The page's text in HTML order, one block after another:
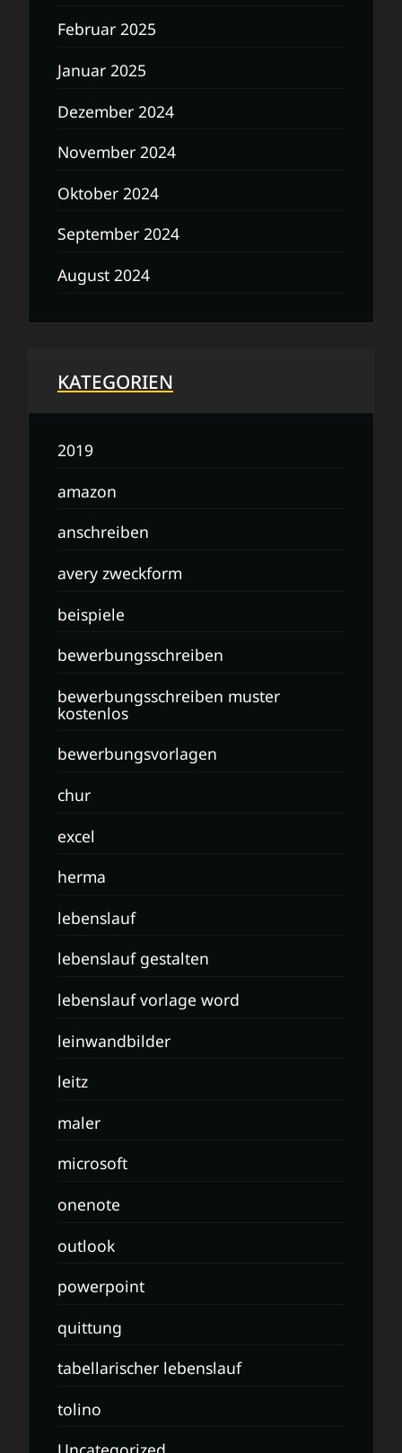
Februar 2025
Januar 2025
Dezember 2024
November 2024
Oktober 2024
September 2024
August 2024
KATEGORIEN
2019
amazon
anschreiben
avery zweckform
beispiele
bewerbungsschreiben
bewerbungsschreiben muster
kostenlos
bewerbungsvorlagen
chur
excel
herma
lebenslauf
lebenslauf gestalten
lebenslauf vorlage word
leinwandbilder
leitz
maler
microsoft
onenote
outlook
powerpoint
quittung
tabellarischer lebenslauf
tolino